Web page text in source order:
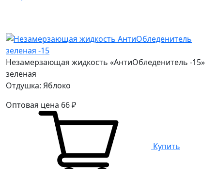
Незамерзающая жидкость «АнтиОбледенитель -15»
зеленая
Отдушка: Яблоко
Оптовая цена 66₽
Купить